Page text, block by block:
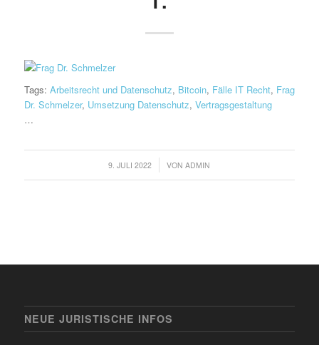
Tags: Arbeitsrecht und Datenschutz, Bitcoin, Fälle IT Recht, Frag
Dr. Schmelzer, Umsetzung Datenschutz, Vertragsgestaltung
…
9. JULI 2022 VONADMIN
NEUE JURISTISCHE INFOS